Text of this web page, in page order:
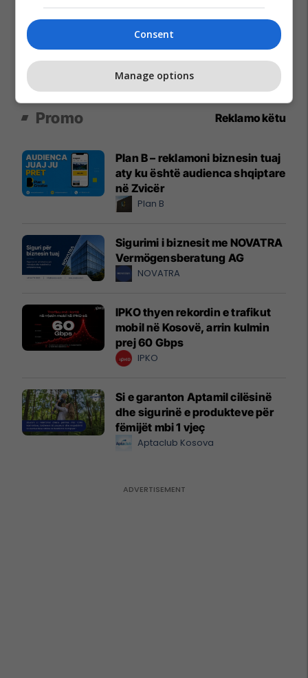
Promo Reklamo këtu
Plan B – reklamoni biznesin tuaj
aty ku është audienca shqiptare
në Zvicër
Plan B
Sigurimi i biznesit me NOVATRA
Vermögensberatung AG
NOVATRA
IPKO thyen rekordin e trafikut
mobil në Kosovë, arrin kulmin
prej 60 Gbps
IPKO
Si e garanton Aptamil cilësinë
dhe sigurinë e produkteve për
fëmijët mbi 1 vjeç
Aptaclub Kosova
Consent
Manage options